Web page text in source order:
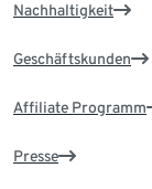
Nachhaltigkeit
Geschäftskunden
Affiliate Programm
Presse